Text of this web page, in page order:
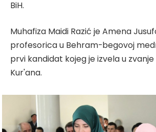
BiH.
Muhafiza Maidi Razić je Amena
profesorica u Behram-begovoj
prvi kandidat kojeg je izvela u
Kur'ana.